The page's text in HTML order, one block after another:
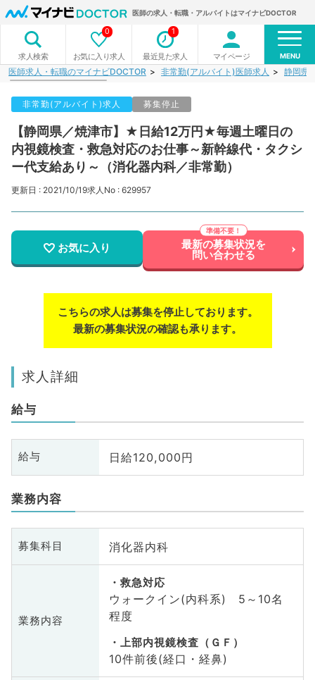
医師の求人・転職・アルバイトはマイナビDOCTOR
求人検索 お気に入り求人
0
最近見た求人
1
マイページ MENU
医師求人・転職のマイナビDOCTOR 非常勤(アルバイト)医師求人 静岡県
非常勤(アルバイト)求人 募集停止
【静岡県／焼津市】★日給12万円★毎週土曜日の
内視鏡検査・救急対応のお仕事～新幹線代・タクシ
ー代支給あり～（消化器内科／非常勤）
更新日 : 2021/10/19求人No : 629957
お気に入り 最新の募集状況を
問い合わせる
こちらの求人は募集を停止しております。
最新の募集状況の確認も承ります。
求人詳細
給与
給与 日給120,000円
業務内容
募集科目 消化器内科
業務内容
救急対応
ウォークイン(内科系) 5～10名
程度
上部内視鏡検査（ＧＦ）
10件前後(経口・経鼻)